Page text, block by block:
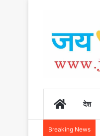
Homeदेश
Breaking News